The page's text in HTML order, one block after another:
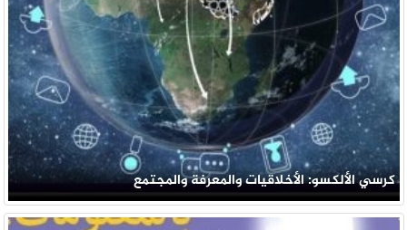
كرسي الألكسو: الأخلاقيات والمعرفة والمجتمع